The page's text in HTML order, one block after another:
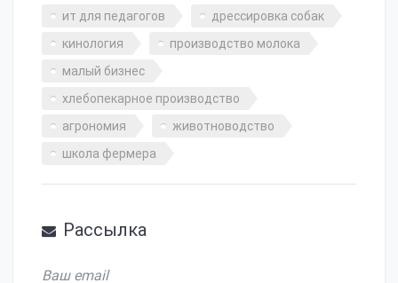
ит для педагогов
дрессировка собак
кинология
производство молока
малый бизнес
хлебопекарное производство
агрономия
животноводство
школа фермера
Рассылка